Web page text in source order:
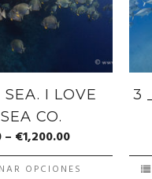
I LOVE
CO.
– €1,200.00
OPCIONES
3